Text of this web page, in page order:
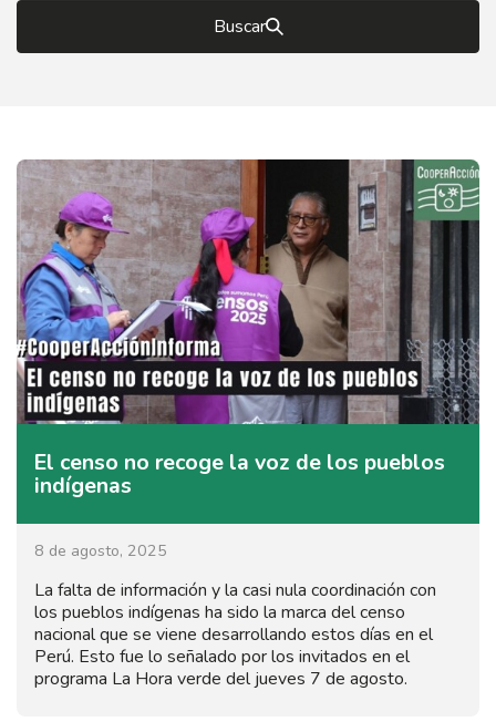
Buscar
El censo no recoge la voz de los pueblos
indígenas
8 de agosto, 2025
La falta de información y la casi nula coordinación con
los pueblos indígenas ha sido la marca del censo
nacional que se viene desarrollando estos días en el
Perú. Esto fue lo señalado por los invitados en el
programa La Hora verde del jueves 7 de agosto.